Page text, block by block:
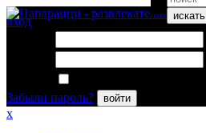
искать
вход
Забыли пароль?
войти
x